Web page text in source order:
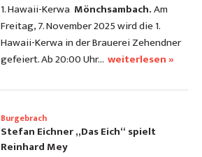
1. Hawaii-Kerwa Mönchsambach.Am
Freitag, 7. November 2025 wird die 1.
Hawaii-Kerwa in der Brauerei Zehendner
gefeiert. Ab 20:00 Uhr… weiterlesen »
Burgebrach
Stefan Eichner „Das Eich“ spielt
Reinhard Mey